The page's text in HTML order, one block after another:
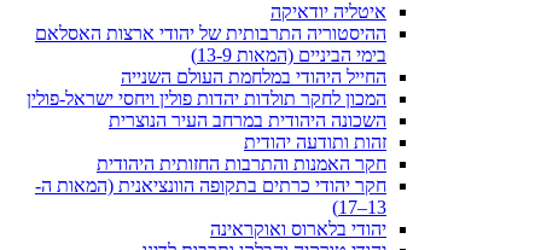
איטליה יודאיקה
ההיסטוריה התרבותית של יהודי ארצות האסלאם
בימי הביניים (המאות 13-9)
החייל היהודי במלחמת העולם השנייה
המכון לחקר תולדות יהדות פולין ויחסי ישראל-פולין
השכונה היהודית במרחב העיר הנוצרית
זהות ותודעה יהודית
חקר האמנות והתרבות החזותית היהודית
חקר יהודי כרתים בתקופה הוונציאנית (המאות ה-
13–17)
יהודי בלארוס ואוקראינה